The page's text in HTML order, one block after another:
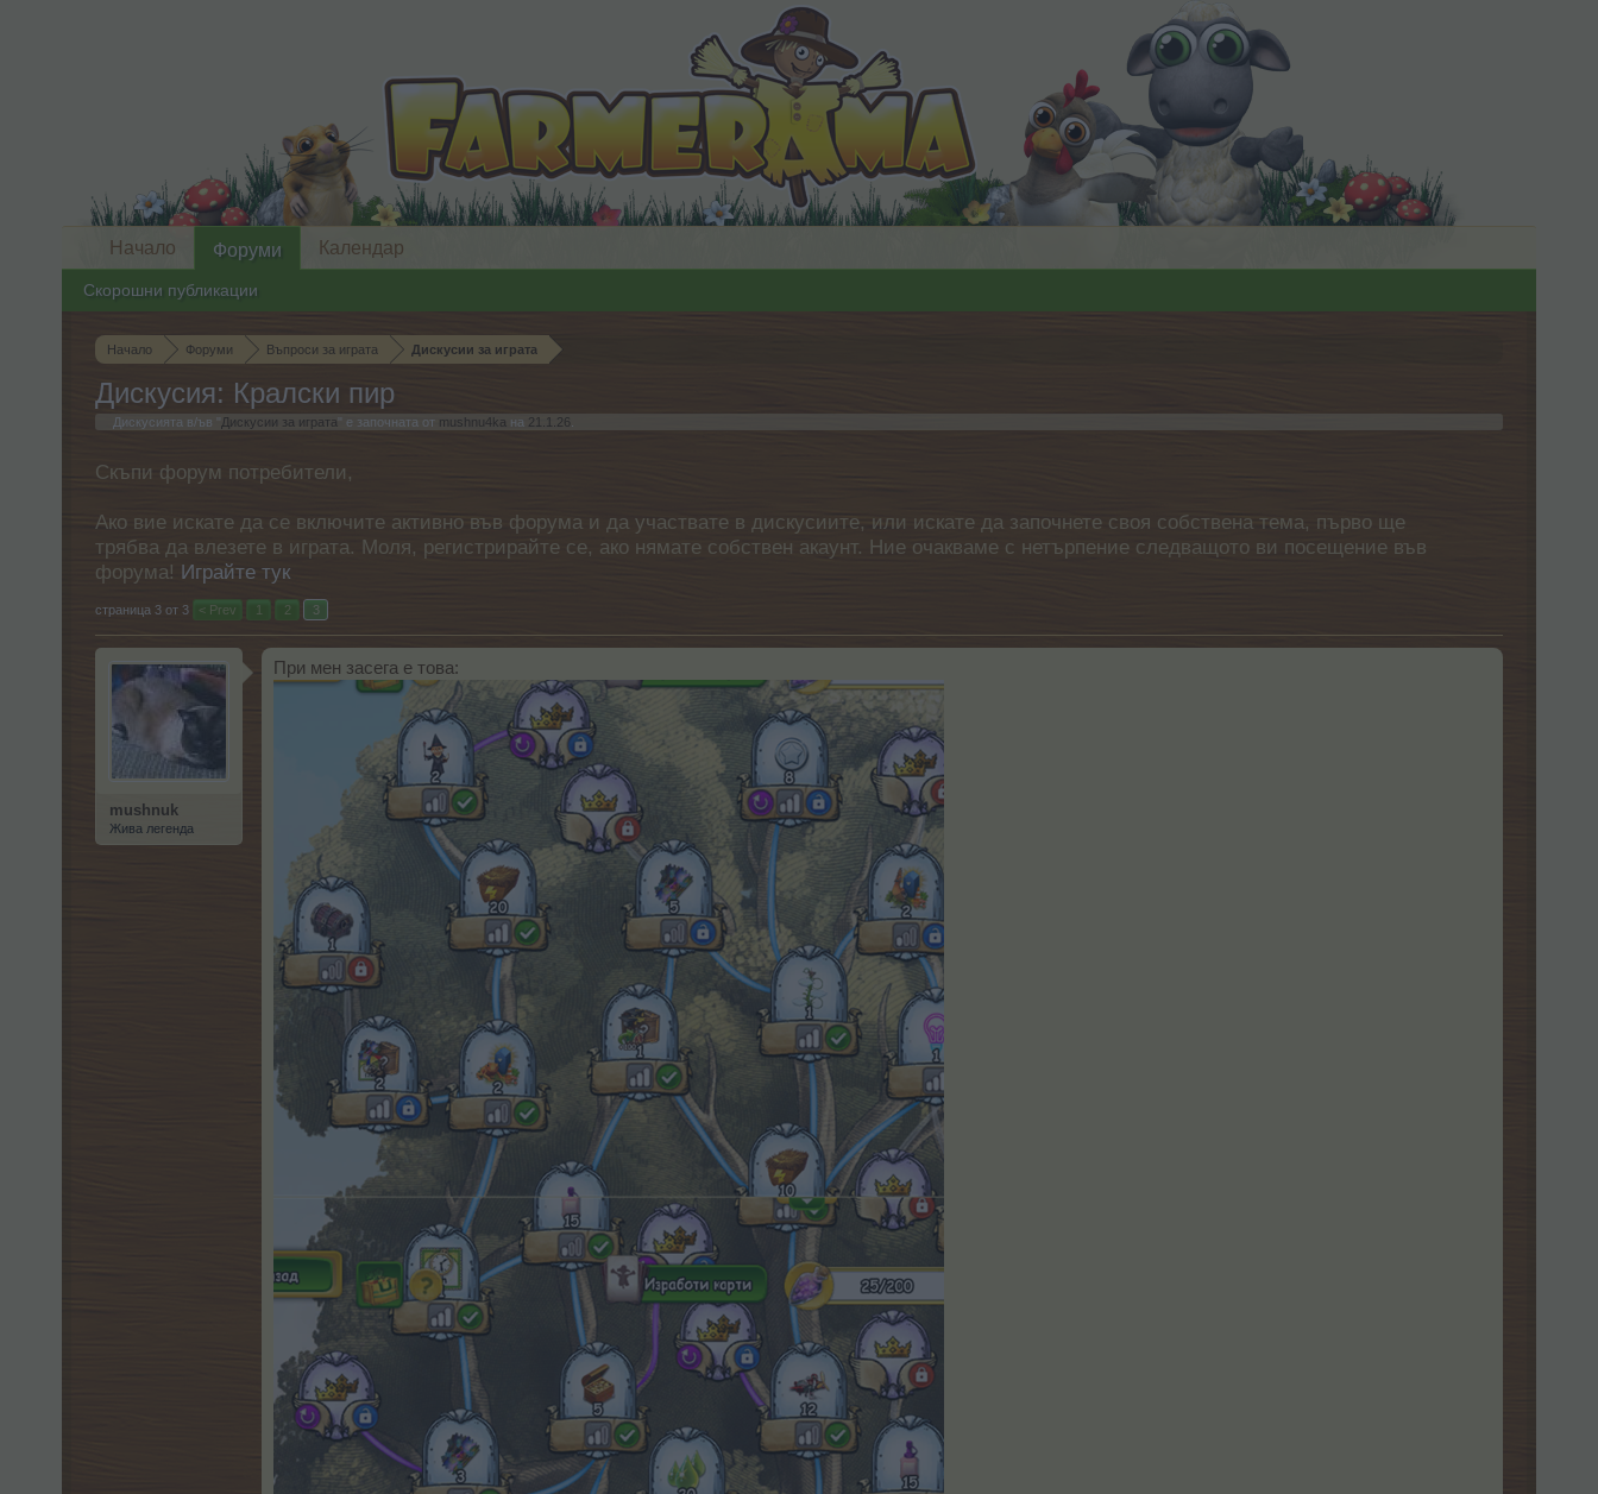
Начало Форуми Въпроси за играта Дискусии за играта
Дискусия: Кралски пир
Дискусията в/ъв " Дискусии за играта " е започната от mushnu4ka на 21.1.26
Скъпи форум потребители,
Ако вие искате да се включите активно във форума и да участвате в дискусиите, или искате да започнете своя собствена тема, първо ще
трябва да влезете в играта. Моля, регистрирайте се, ако нямате собствен акаунт. Ние очакваме с нетърпение следващото ви посещение във
форума! Играйте тук
страница 3 от 3 < Prev 1 2 3
mushnuk
Жива легенда
При мен засега е това:
Начало Форуми
Скорошни публикации
Календар